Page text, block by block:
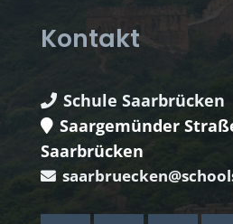
Kontakt
Schule Saarbrücken
Saargemünder
Saarbrücken